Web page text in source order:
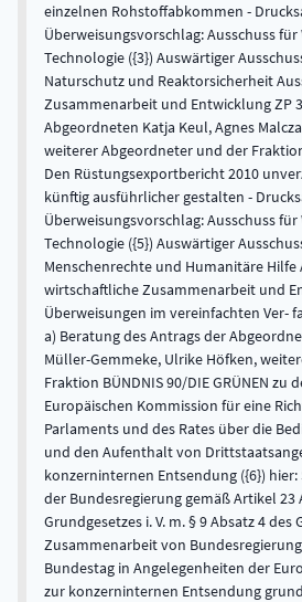
einzelnen Rohstoffabkommen -
Überweisungsvorschlag: Ausschuss
Technologie ({3}) Auswärtiger
Naturschutz und Reaktorsicherheit
Zusammenarbeit und Entwicklung ZP
Abgeordneten Katja Keul, Agnes
weiterer Abgeordneter und der Fraktion
Den Rüstungsexportbericht 2010
künftig ausführlicher gestalten -
Überweisungsvorschlag: Ausschuss
Technologie ({5}) Auswärtiger
Menschenrechte und Humanitäre Hilfe
wirtschaftliche Zusammenarbeit und
Überweisungen im vereinfachten Ver-
a) Beratung des Antrags der
Müller-Gemmeke, Ulrike Höfken,
Fraktion BÜNDNIS 90/DIE GRÜNEN zu
Europäischen Kommission für eine
Parlaments und des Rates über die
und den Aufenthalt von
konzerninternen Entsendung ({6})
der Bundesregierung gemäß Artikel 23
Grundgesetzes i. V. m. § 9 Absatz 4 des
Zusammenarbeit von
Bundestag in Angelegenheiten der
zur konzerninternen Entsendung